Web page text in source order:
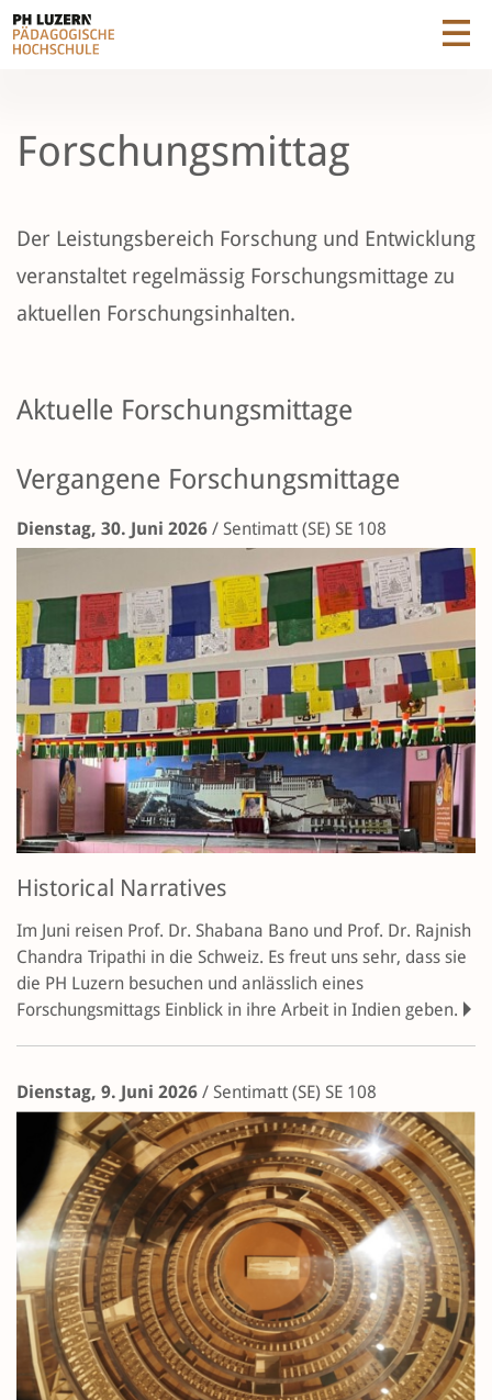
Forschungsmittag
Der Leistungsbereich Forschung und Entwicklung
veranstaltet regelmässig Forschungsmittage zu
aktuellen Forschungsinhalten.
Aktuelle Forschungsmittage
Vergangene Forschungsmittage
Dienstag, 30. Juni 2026 / Sentimatt (SE) SE 108
Historical Narratives
Im Juni reisen Prof. Dr. Shabana Bano und Prof. Dr. Rajnish
Chandra Tripathi in die Schweiz. Es freut uns sehr, dass sie
die PH Luzern besuchen und anlässlich eines
Forschungsmittags Einblick in ihre Arbeit in Indien geben.
Dienstag, 9. Juni 2026 / Sentimatt (SE) SE 108